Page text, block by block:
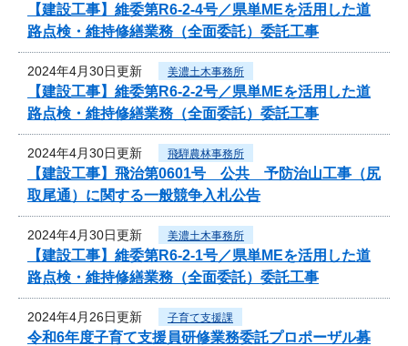
【建設工事】維委第R6-2-4号／県単MEを活用した道
路点検・維持修繕業務（全面委託）委託工事
2024年4月30日更新 美濃土木事務所
【建設工事】維委第R6-2-2号／県単MEを活用した道
路点検・維持修繕業務（全面委託）委託工事
2024年4月30日更新 飛騨農林事務所
【建設工事】飛治第0601号 公共 予防治山工事（尻
取尾通）に関する一般競争入札公告
2024年4月30日更新 美濃土木事務所
【建設工事】維委第R6-2-1号／県単MEを活用した道
路点検・維持修繕業務（全面委託）委託工事
2024年4月26日更新 子育て支援課
令和6年度子育て支援員研修業務委託プロポーザル募